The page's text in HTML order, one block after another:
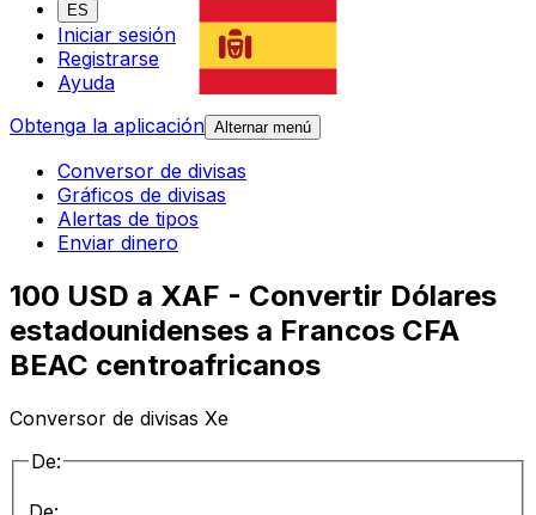
ES
Iniciar sesión
Registrarse
Ayuda
Obtenga la aplicación Alternar menú
Conversor de divisas
Gráficos de divisas
Alertas de tipos
Enviar dinero
100 USD a XAF - Convertir Dólares
estadounidenses a Francos CFA
BEAC centroafricanos
Conversor de divisas Xe
De: